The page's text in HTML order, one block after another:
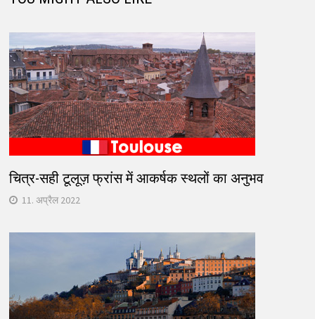
चित्र-सही टूलूज़ फ्रांस में आकर्षक स्थलों का अनुभव
11. अप्रैल 2022